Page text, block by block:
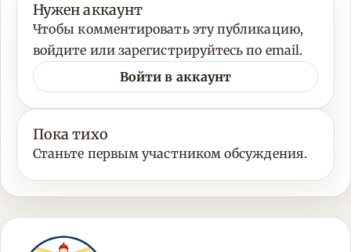
Нужен аккаунт
Чтобы комментировать эту публикацию,
войдите или зарегистрируйтесь по email.
Войти в аккаунт
Пока тихо
Станьте первым участником обсуждения.